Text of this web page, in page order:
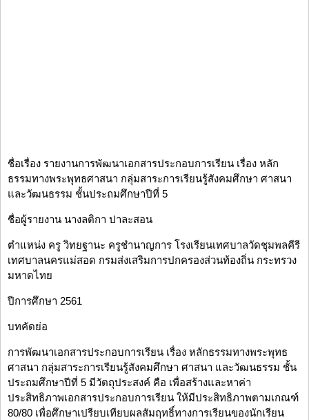
ชื่อเรื่อง รายงานการพัฒนาเอกสารประกอบการเรียน เรื่อง หลัก
ธรรมทางพระพุทธศาสนา กลุ่มสาระการเรียนรู้สังคมศึกษา ศาสนา
และวัฒนธรรม ชั้นประถมศึกษาปีที่ 5
ชื่อผู้รายงาน นางลติกา ปาละสอน
ตำแหน่ง ครู วิทยฐานะ ครูชำนาญการ โรงเรียนเทศบาลวัดชุมพลคีรี
เทศบาลนครแม่สอด กรมส่งเสริมการปกครองส่วนท้องถิ่น กระทรวง
มหาดไทย
ปีการศึกษา 2561
บทคัดย่อ
การพัฒนาเอกสารประกอบการเรียน เรื่อง หลักธรรมทางพระพุทธ
ศาสนา กลุ่มสาระการเรียนรู้สังคมศึกษา ศาสนา และวัฒนธรรม ชั้น
ประถมศึกษาปีที่ 5 มีวัตถุประสงค์ คือ เพื่อสร้างและหาค่า
ประสิทธิภาพเอกสารประกอบการเรียน ให้มีประสิทธิภาพตามเกณฑ์
80/80 เพื่อศึกษาเปรียบเทียบผลสัมฤทธิ์ทางการเรียนของนักเรียน